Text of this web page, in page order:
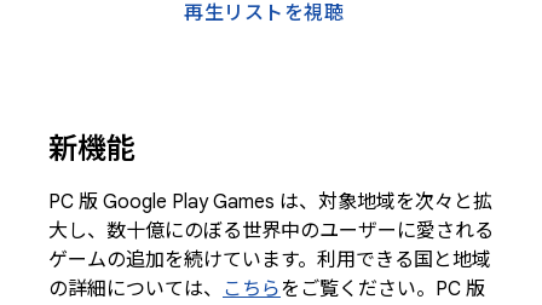
再生リストを視聴
新機能
PC 版 Google Play Games は、対象地域を次々と拡
大し、数十億にのぼる世界中のユーザーに愛される
ゲームの追加を続けています。利用できる国と地域
の詳細については、 こちらをご覧ください。PC 版